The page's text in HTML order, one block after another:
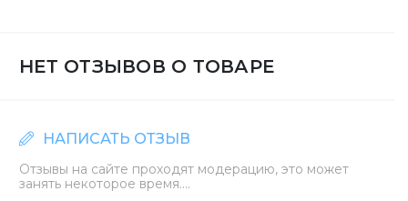
НЕТ ОТЗЫВОВ О ТОВАРЕ
НАПИСАТЬ ОТЗЫВ
Отзывы на сайте проходят модерацию, это может
занять некоторое время....